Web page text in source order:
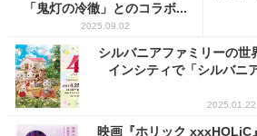
「鬼灯の冷徹」とのコラボ...
2025.09.02
シルバニアファミリーの世
インシティで「シルバニ
2025.01.22
映画『ホリック xxxHOLiC